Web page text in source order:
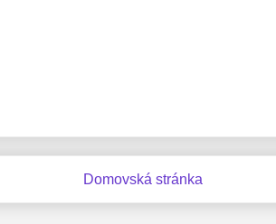
Domovská stránka